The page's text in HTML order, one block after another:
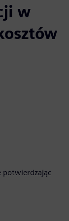
w
potwierdzając